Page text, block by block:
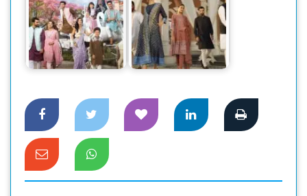
উৎসবের আলিঙ্গনে
‘সারা’র ঈদ পোশাকের
আয়োজন
‘পার্সিয়ান টেল’ থিমে
সারা’র আকর্ষণীয় ঈদ
আয়োজন